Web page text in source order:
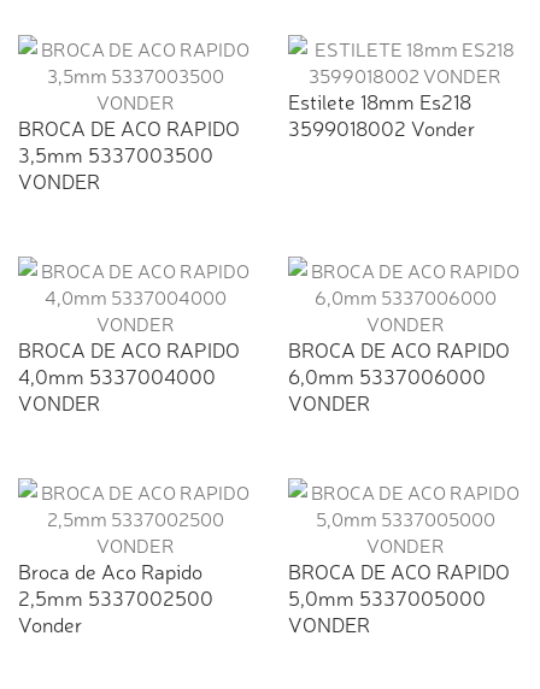
BROCA DE ACO RAPIDO
3,5mm 5337003500
VONDER
Estilete 18mm Es218
3599018002 Vonder
BROCA DE ACO RAPIDO
4,0mm 5337004000
VONDER
BROCA DE ACO RAPIDO
6,0mm 5337006000
VONDER
Broca de Aco Rapido
2,5mm 5337002500
Vonder
BROCA DE ACO RAPIDO
5,0mm 5337005000
VONDER